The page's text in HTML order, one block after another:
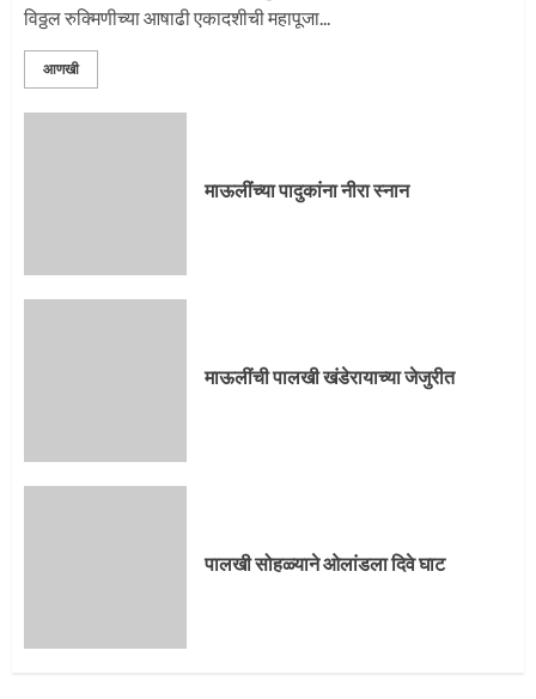
विठ्ठल रुक्मिणीच्या आषाढी एकादशीची महापूजा...
आणखी
माऊलींच्या पादुकांना नीरा स्नान
माऊलींची पालखी खंडेरायाच्या जेजुरीत
पालखी सोहळ्याने ओलांडला दिवे घाट